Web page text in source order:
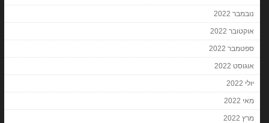
נובמבר 2022
אוקטובר 2022
ספטמבר 2022
אוגוסט 2022
יולי 2022
מאי 2022
מרץ 2022